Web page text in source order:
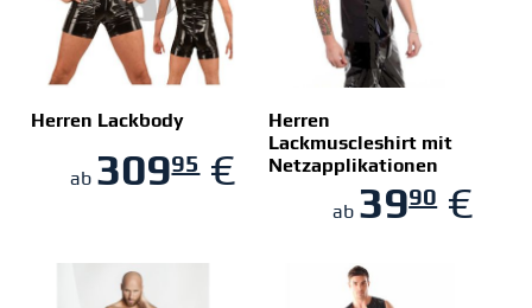
Herren Lackbody
ab 30995€
ZUM SHOP
Herren
Lackmuscleshirt mit
Netzapplikationen
ab 3990€
ZUM SHOP